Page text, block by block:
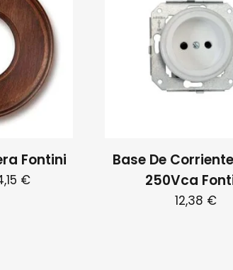
Fontini
€Rango
Base De
250Vca
12,38 €